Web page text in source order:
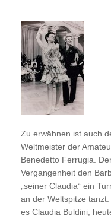
Zu erwähnen ist auch
Weltmeister der
Benedetto Ferrugia.
Vergangenheit den
„seiner Claudia“ ein
an der Weltspitze
es Claudia Buldini,